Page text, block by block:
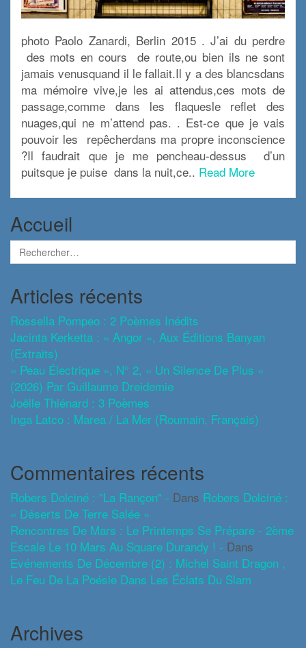
photo Paolo Zanardi, Berlin 2015 . J’ai du perdre
des mots en cours de route,ou bien ils ne sont
jamais venusquand il le fallait.Il y a des blancsdans
ma mémoire vive,je les ai attendus,ces mots de
passage,comme dans les flaquesle reflet des
nuages,qui ne m’attend pas. . Est-ce que je vais
pouvoir les repêcherdans ma propre inconscience
?Il faudrait que je me pencheau-dessus d’un
puitsque je puise dans la nuit,ce.. Read More
Accueil
Articles récents
Rossella Pompeo : 2 Poèmes Inédits
Jacinta Kerketta : « Angor », Aux Éditions Banyan
(extraits)
« Peau Électrique », N° 2, « Un Silence De Plus »
(2026) Par Guillaume Dreidemie
Joëlle Thiénard : 3 Poèmes
Inga Latco : Marea / La Mer (roumain, Français)
Commentaires récents
Robers Dolciné : "La Rançon" - Dans Robers Dolciné :
« Déserts De Terre Salée »
Rencontres De Mars : Le Printemps Se Prépare - 2ème
Escale Le 10 Mars Au Square Durandy ! - Dans
Evénements De Décembre (2) : Michel Saint Dragon ,
Le Feu De La Poésie Dans Les Éclats Du Slam
Archives